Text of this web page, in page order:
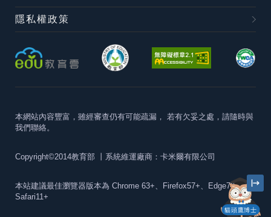
貓頭鷹博士
隱私權政策
本網站內容豐富，雖經審查仍有可能疏漏， 若有欠妥之處，請隨時與
我們聯絡。
Copyright©2014教育部 丨系統維運廠商：卡米爾有限公司
本站建議最佳瀏覽器版本為 Chrome 63+、Firefox57+、Edge79+及
Safari11+